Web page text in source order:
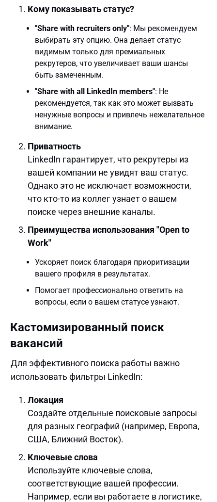
Кому показывать статус?
"Share with recruiters only": Мы рекомендуем
выбирать эту опцию. Она делает статус
видимым только для премиальных
рекрутеров, что увеличивает ваши шансы
быть замеченным.
"Share with all LinkedIn members": Не
рекомендуется, так как это может вызвать
ненужные вопросы и привлечь нежелательное
внимание.
Приватность
LinkedIn гарантирует, что рекрутеры из
вашей компании не увидят ваш статус.
Однако это не исключает возможности,
что кто-то из коллег узнает о вашем
поиске через внешние каналы.
Преимущества использования "Open to
Work"
Ускоряет поиск благодаря приоритизации
вашего профиля в результатах.
Помогает профессионально ответить на
вопросы, если о вашем статусе узнают.
Кастомизированный поиск
вакансий
Для эффективного поиска работы важно
использовать фильтры LinkedIn:
Локация
Создайте отдельные поисковые запросы
для разных географий (например, Европа,
США, Ближний Восток).
Ключевые слова
Используйте ключевые слова,
соответствующие вашей профессии.
Например, если вы работаете в логистике,